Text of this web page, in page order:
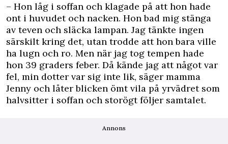
– Hon låg i soffan och klagade på att hon hade
ont i huvudet och nacken. Hon bad mig stänga
av teven och släcka lampan. Jag tänkte ingen
särskilt kring det, utan trodde att hon bara ville
ha lugn och ro. Men när jag tog tempen hade
hon 39 graders feber. Då kände jag att något var
fel, min dotter var sig inte lik, säger mamma
Jenny och låter blicken ömt vila på yrvädret som
halvsitter i soffan och storögt följer samtalet.
Annons